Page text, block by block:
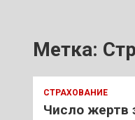
Метка:
СТРАХОВАНИЕ
Число жертв